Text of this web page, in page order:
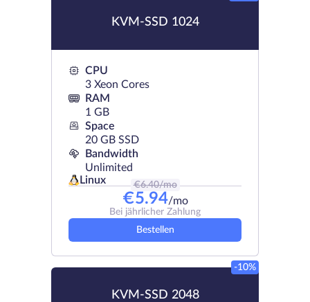
KVM-SSD 1024
CPU
3 Xeon Cores
RAM
1 GB
Space
20 GB SSD
Bandwidth
Unlimited
Linux
€6.40/mo
€5.94/mo
Bei jährlicher Zahlung
Bestellen
KVM-SSD 2048
-10%